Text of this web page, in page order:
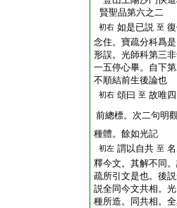
賢聖品第六之二
初右 如是已説 至
念住。寶疏分科爲
形誤。光師科第三
一五停心畢。自下
不順結前生後論也
初右 頌曰 至 故唯
前總標。次二句明
種體。餘如光記
初左 謂以自共 至
釋今文。其解不同
疏所引文是也。後
説全同今文共相。
種所造。同共相。